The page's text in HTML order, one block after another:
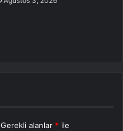
Gerekli alanlar * ile